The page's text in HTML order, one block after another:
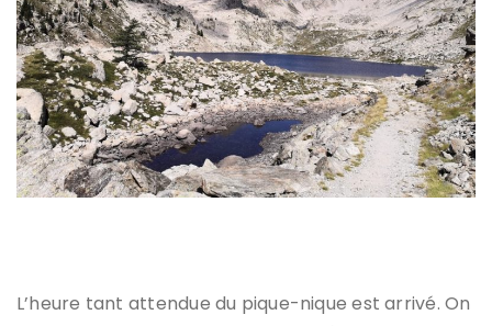
L’heure tant attendue du pique-nique est arrivé. On